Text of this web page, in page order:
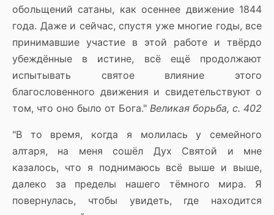
обольщений сатаны, как осеннее движение 1844
года. Даже и сейчас, спустя уже многие годы, все
принимавшие участие в этой работе и твёрдо
убеждённые в истине, всё ещё продолжают
испытывать святое влияние этого
благословенного движения и свидетельствуют о
том, что оно было от Бога." Великая борьба, с. 402
"В то время, когда я молилась у семейного
алтаря, на меня сошёл Дух Святой и мне
казалось, что я поднимаюсь всё выше и выше,
далеко за пределы нашего тёмного мира. Я
повернулась, чтобы увидеть, где находится